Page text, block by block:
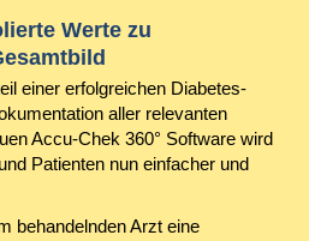
Werte zu
einer erfolgreichen Diabetes-
aller relevanten
Accu-Chek 360° Software wird
Patienten nun einfacher und
behandelnden Arzt eine